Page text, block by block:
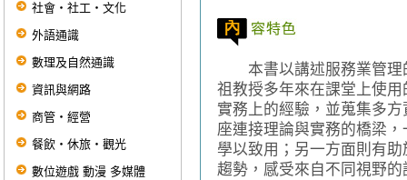
社會‧社工‧文化
外語通識
數理及自然通識
資訊與網路
商管‧經營
餐飲‧休旅‧觀光
數位遊戲 動漫 多媒體
本書以講述服務業管理
祖教授多年來在課堂上使
實務上的經驗，並蒐集多
座連接理論與實務的橋梁
學以致用；另一方面則有
趨勢，感受來自不同視野